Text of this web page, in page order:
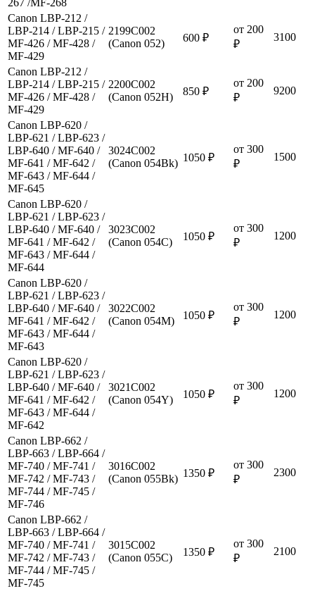
Canon LBP-212 /
LBP-214 / LBP-215 /
MF-426 / MF-428 /
MF-429
2199C002
(Canon 052)
600 ₽
от 200
₽
3100
Canon LBP-212 /
LBP-214 / LBP-215 /
MF-426 / MF-428 /
MF-429
2200C002
(Canon 052H)
850 ₽
от 200
₽
9200
Canon LBP-620 /
LBP-621 / LBP-623 /
LBP-640 / MF-640 /
MF-641 / MF-642 /
MF-643 / MF-644 /
MF-645
3024C002
(Canon 054Bk) 1050 ₽
от 300
₽
1500
Canon LBP-620 /
LBP-621 / LBP-623 /
LBP-640 / MF-640 /
MF-641 / MF-642 /
MF-643 / MF-644 /
MF-644
3023C002
(Canon 054C)
1050 ₽
от 300
₽
1200
Canon LBP-620 /
LBP-621 / LBP-623 /
LBP-640 / MF-640 /
MF-641 / MF-642 /
MF-643 / MF-644 /
MF-643
3022C002
(Canon 054M)
1050 ₽
от 300
₽
1200
Canon LBP-620 /
LBP-621 / LBP-623 /
LBP-640 / MF-640 /
MF-641 / MF-642 /
MF-643 / MF-644 /
MF-642
3021C002
(Canon 054Y)
1050 ₽
от 300
₽
1200
Canon LBP-662 /
LBP-663 / LBP-664 /
MF-740 / MF-741 /
MF-742 / MF-743 /
MF-744 / MF-745 /
MF-746
3016C002
(Canon 055Bk) 1350 ₽
от 300
₽
2300
Canon LBP-662 /
LBP-663 / LBP-664 /
MF-740 / MF-741 /
MF-742 / MF-743 /
MF-744 / MF-745 /
MF-745
3015C002
(Canon 055C)
1350 ₽
от 300
₽
2100